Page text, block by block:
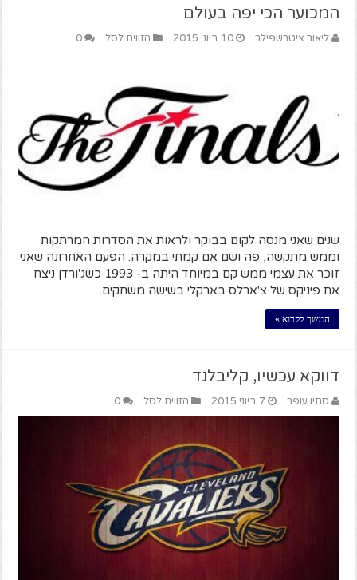
המכוער הכי יפה בעולם
ליאור ציטרשפילר 10 ביוני 2015 הזווית לסל 0
שנים שאני מנסה לקום בבוקר ולראות את הסדרות המרתקות
וממש מתקשה, פה ושם אם קמתי במקרה. הפעם האחרונה שאני
זוכר את עצמי ממש קם במיוחד היתה ב- 1993 כשג'ורדן ניצח
את פיניקס של צ'ארלס בארקלי בשישה משחקים.
המשך לקרוא »
דווקא עכשיו, קליבלנד
סתיו עופר 7 ביוני 2015 הזווית לסל 0